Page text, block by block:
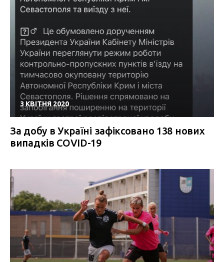
3 КВІТНЯ 2020
За добу в Україні зафіксовано 138 нових
випадків COVID-19